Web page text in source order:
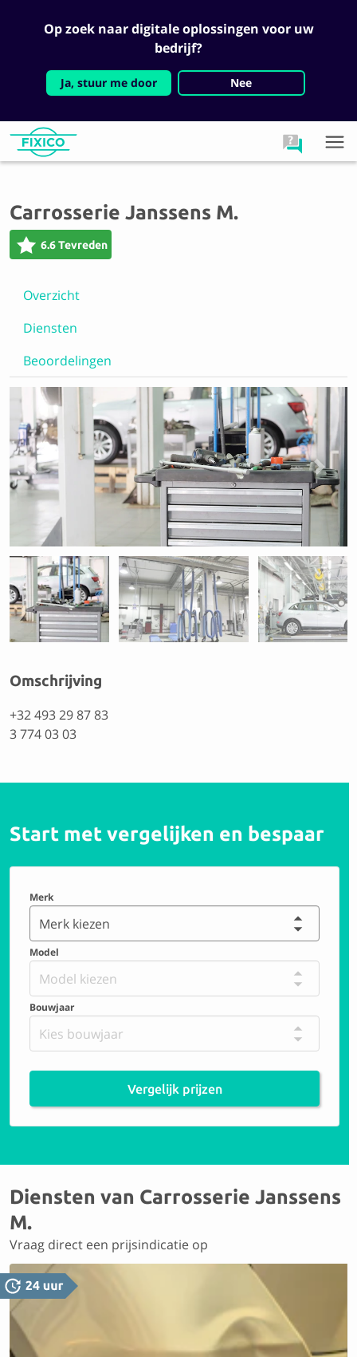
Op zoek naar digitale oplossingen voor uw
bedrijf?
Ja, stuur me door Nee
Carrosserie Janssens M.
6.6 Tevreden
Overzicht
Diensten
Beoordelingen
Previous Next
Omschrijving
+32 493 29 87 83
3 774 03 03
Start met vergelijken en bespaar
Merk
Merk kiezen
Model
Model kiezen
Bouwjaar
Kies bouwjaar
Vergelijk prijzen
Diensten van Carrosserie Janssens
M.
Vraag direct een prijsindicatie op